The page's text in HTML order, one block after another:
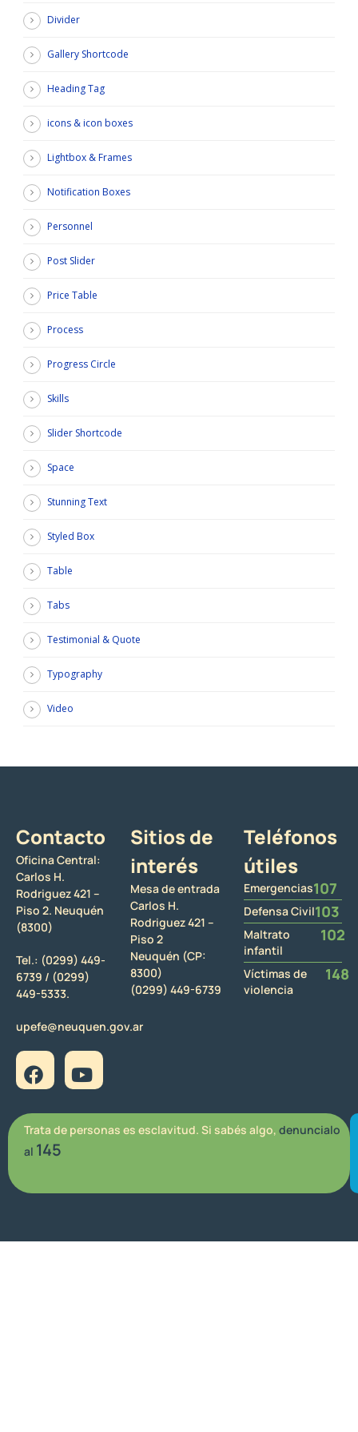
Divider
Gallery Shortcode
Heading Tag
icons & icon boxes
Lightbox & Frames
Notification Boxes
Personnel
Post Slider
Price Table
Process
Progress Circle
Skills
Slider Shortcode
Space
Stunning Text
Styled Box
Table
Tabs
Testimonial & Quote
Typography
Video
Contacto
Oficina Central:
Carlos H.
Rodriguez 421 –
Piso 2. Neuquén
(8300)
Tel.: (0299) 449-
6739 / (0299)
449-5333.
upefe@neuquen.gov.ar
Sitios de
interés
Mesa de entrada
Carlos H.
Rodriguez 421 –
Piso 2
Neuquén (CP:
8300)
(0299) 449-6739
Teléfonos
útiles
Emergencias107
Defensa Civil103
Maltrato
infantil
102
Víctimas de
violencia
148
Trata de personas es esclavitud. Si sabés algo, denuncialo
al 145